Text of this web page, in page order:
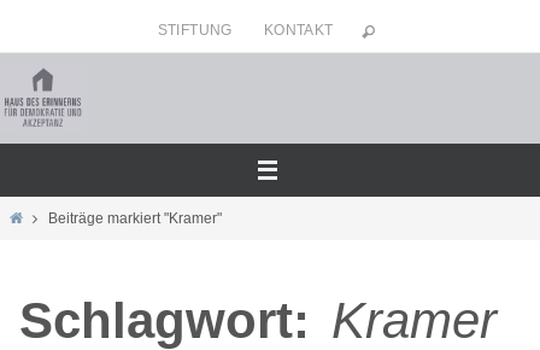
Inhalt
springen
STIFTUNG KONTAKT
HomeBeiträge markiert "Kramer"
Schlagwort: Kramer